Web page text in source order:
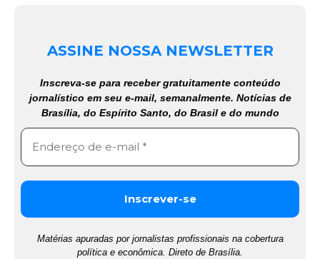
ASSINE NOSSA NEWSLETTER
Inscreva-se para receber gratuitamente conteúdo
jornalístico em seu e-mail, semanalmente. Notícias de
Brasília, do Espírito Santo, do Brasil e do mundo
Matérias apuradas por jornalistas profissionais na cobertura
política e econômica. Direto de Brasília.